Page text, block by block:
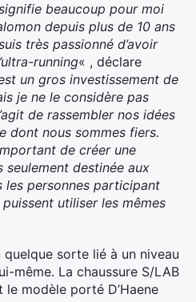
beaucoup pour moi
depuis plus de 10 ans
très passionné d’avoir
running« , déclare
un gros investissement de
je ne le considère pas
de rassembler nos idées
dont nous sommes fiers.
de créer une
seulement destinée aux
les personnes participant
utiliser les mêmes
sorte lié à un niveau
même. La chaussure S/LAB
modèle porté D’Haene